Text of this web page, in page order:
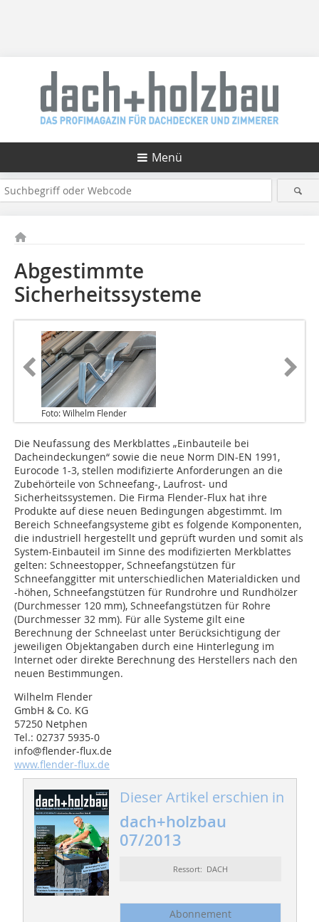
Menü
Abgestimmte
Sicherheitssysteme
Foto: Wilhelm Flender
Die Neufassung des Merkblattes „Einbauteile bei
Dacheindeckungen“ sowie die neue Norm DIN-EN 1991,
Eurocode 1-3, stellen modifizierte Anforderungen an die
Zubehörteile von Schneefang-, Laufrost- und
Sicherheitssystemen. Die Firma Flender-Flux hat ihre
Produkte auf diese neuen Bedingungen abgestimmt. Im
Bereich Schneefangsysteme gibt es folgende Komponenten,
die industriell hergestellt und geprüft wurden und somit als
System-Einbauteil im Sinne des modifizierten Merkblattes
gelten: Schneestopper, Schneefangstützen für
Schneefanggitter mit unterschiedlichen Materialdicken und
-höhen, Schneefang­stützen für Rundrohre und Rundhölzer
(Durchmesser 120 mm), Schneefangstützen für Rohre
(Durchmesser 32 mm). Für alle Systeme gilt eine
Berechnung der Schneelast unter Berücksichtigung der
jeweiligen Objektangaben durch eine ­Hinterlegung im
Internet oder direkte Berechnung des Her­stellers nach den
neuen Bestimmungen.
Wilhelm Flender
GmbH & Co. KG
57250 Netphen
Tel.: 02737 5935-0
info@flender-flux.de
www.flender-flux.de
Dieser Artikel erschien in
dach+holzbau
07/2013
Ressort: DACH
Abonnement